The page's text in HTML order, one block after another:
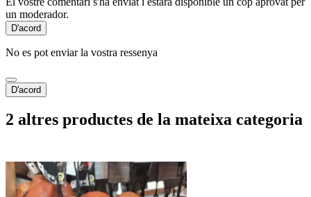
un moderador.
D'acord
No es pot enviar la vostra ressenya
D'acord
2 altres productes de la mateixa categoria